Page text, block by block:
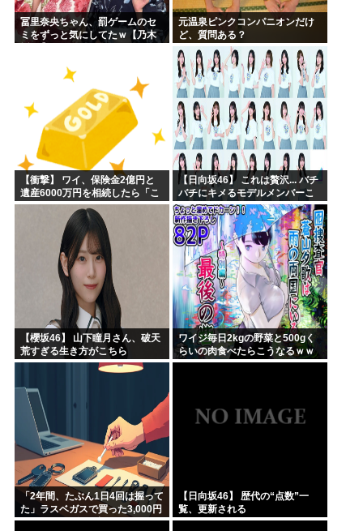
冨里奈央ちゃん、罰ゲームのセ
ミをずっと気にしてたｗ【乃木
元温泉ピンクコンパニオンだけ
ど、質問ある？
【衝撃】 ワイ、保険金2億円と
遺産6000万円を相続したら「こ
う」なった・・・
【日向坂46】 これは贅沢... バチ
バチにキメるモデルメンバーこ
ちら
【櫻坂46】 山下瞳月さん、破天
荒すぎる生き方がこちら
ワイジ毎日2kgの野菜と500gく
らいの肉食べたらこうなるｗｗ
ｗ
「2年間、たぶん1日4回は握って
た」ラスベガスで買った3,000円
のキーホルダーを調べたら
【日向坂46】 歴代の“点数”一
覧、更新される